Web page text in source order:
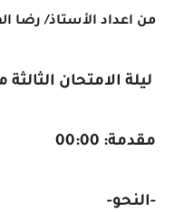
من اعداد الأستاذ/ رضا
ليلة الامتحان
مقدمة: 00:00
-النحو-